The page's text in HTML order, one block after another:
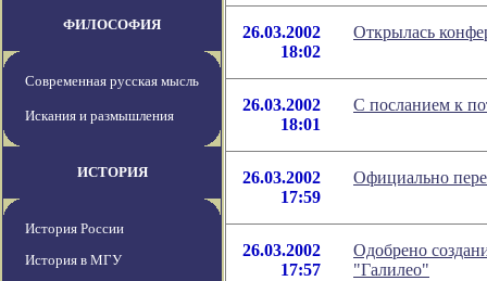
ФИЛОСОФИЯ
Современная русская мысль
Искания и размышления
ИСТОРИЯ
История России
История в МГУ
26.03.2002
18:02
Открылась
26.03.2002
18:01
С посланием к
26.03.2002
17:59
Официально
26.03.2002
17:57
Одобрено
"Галилео"